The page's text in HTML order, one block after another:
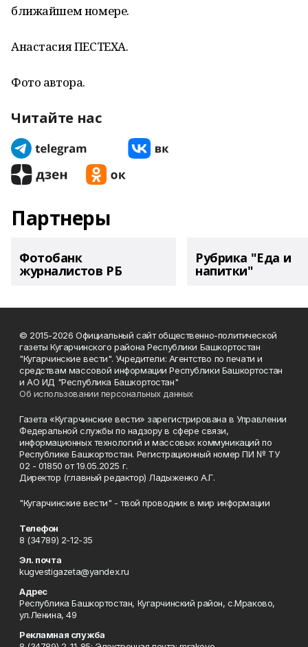
ближайшем номере.
Анастасия ПЕСТЕХА.
Фото автора.
Читайте нас
Партнеры
Фотобанк
журналистов РБ
Рубрика "Еда и
напитки"
© 2015-2026 Официальный сайт общественно-политической
газеты Кугарчинского района Республики Башкортостан
"Кугарчинские вести". Учредители: Агентство по печати и
средствам массовой информации Республики Башкортостан
и АО ИД "Республика Башкортостан"
Об использовании персональных данных
Газета «Кугарчинские вести» зарегистрирована в Управлении
Федеральной службы по надзору в сфере связи,
информационных технологий и массовых коммуникаций по
Республике Башкортостан. Регистрационный номер ПИ № ТУ
02 - 01850 от 19.05.2025 г.
Директор (главный редактор) Ладыженко А.Г.
"Кугарчинские вести" - твой проводник в мир информации
Телефон
8 (34789) 2-12-35
Эл. почта
kugvestigazeta@yandex.ru
Адрес
Республика Башкортостан, Кугарчинский район, с.Мраково,
ул.Ленина, 49
Рекламная служба